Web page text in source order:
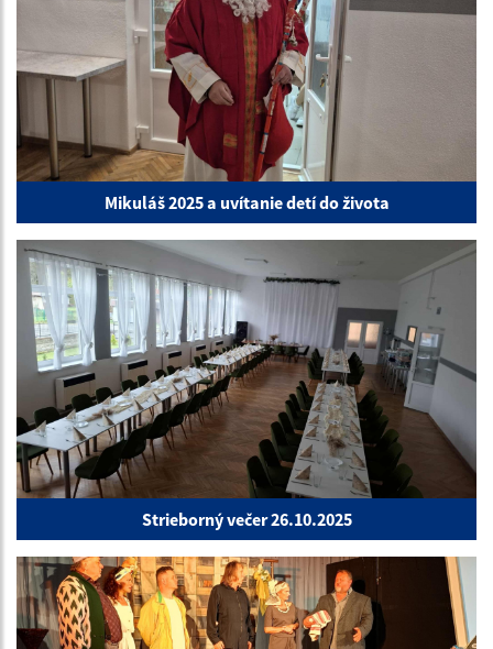
Mikuláš 2025 a uvítanie detí do života
Strieborný večer 26.10.2025